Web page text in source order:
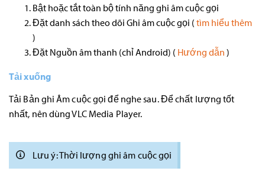
Bật hoặc tắt toàn bộ tính năng ghi âm cuộc gọi
Đặt danh sách theo dõi Ghi âm cuộc gọi ( tìm hiểu thêm
)
Đặt Nguồn âm thanh (chỉ Android) ( Hướng dẫn )
Tải xuống
Tải Bản ghi Âm cuộc gọi để nghe sau. Để chất lượng tốt
nhất, nên dùng VLC Media Player.
Lưu ý: Thời lượng ghi âm cuộc gọi